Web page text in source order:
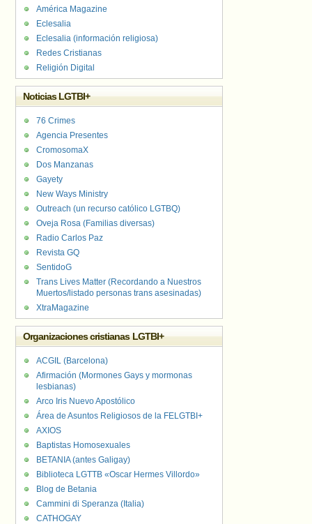
América Magazine
Eclesalia
Eclesalia (información religiosa)
Redes Cristianas
Religión Digital
Noticias LGTBI+
76 Crimes
Agencia Presentes
CromosomaX
Dos Manzanas
Gayety
New Ways Ministry
Outreach (un recurso católico LGTBQ)
Oveja Rosa (Familias diversas)
Radio Carlos Paz
Revista GQ
SentidoG
Trans Lives Matter (Recordando a Nuestros
Muertos/listado personas trans asesinadas)
XtraMagazine
Organizaciones cristianas LGTBI+
ACGIL (Barcelona)
Afirmación (Mormones Gays y mormonas
lesbianas)
Arco Iris Nuevo Apostólico
Área de Asuntos Religiosos de la FELGTBI+
AXIOS
Baptistas Homosexuales
BETANIA (antes Galigay)
Biblioteca LGTTB «Oscar Hermes Villordo»
Blog de Betania
Cammini di Speranza (Italia)
CATHOGAY